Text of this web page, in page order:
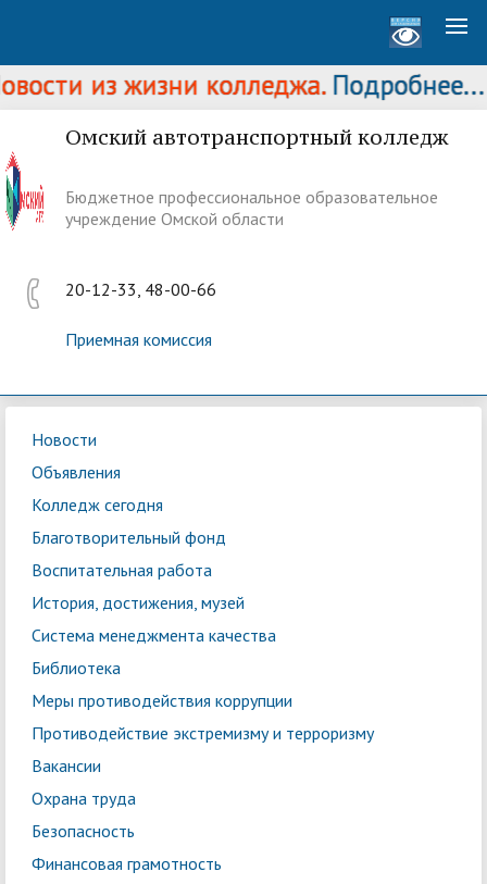
из жизни колледжа.Подробнее...
Омский автотранспортный колледж
Бюджетное профессиональное образовательное
учреждение Омской области
20-12-33, 48-00-66
Приемная комиссия
Новости
Объявления
Колледж сегодня
Благотворительный фонд
Воспитательная работа
История, достижения, музей
Система менеджмента качества
Библиотека
Меры противодействия коррупции
Противодействие экстремизму и терроризму
Вакансии
Охрана труда
Безопасность
Финансовая грамотность